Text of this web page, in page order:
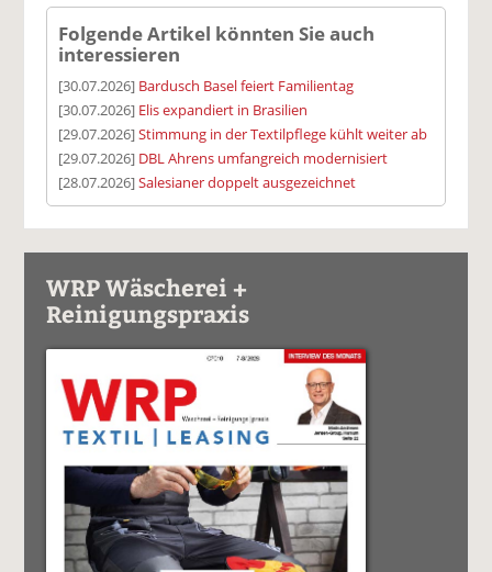
Folgende Artikel könnten Sie auch
interessieren
[30.07.2026] Bardusch Basel feiert Familientag
[30.07.2026] Elis expandiert in Brasilien
[29.07.2026]Stimmung in der Textilpflege kühlt weiter ab
[29.07.2026] DBL Ahrens umfangreich modernisiert
[28.07.2026]Salesianer doppelt ausgezeichnet
WRP Wäscherei +
Reinigungspraxis